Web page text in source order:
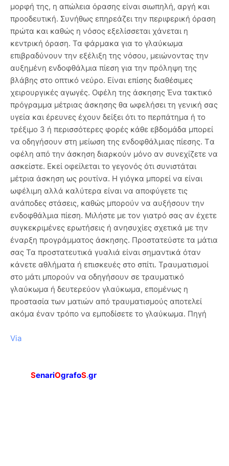
μορφή της, η απώλεια όρασης είναι σιωπηλή, αργή και
προοδευτική. Συνήθως επηρεάζει την περιφερική όραση
πρώτα και καθώς η νόσος εξελίσσεται χάνεται η
κεντρική όραση. Τα φάρμακα για το γλαύκωμα
επιβραδύνουν την εξέλιξη της νόσου, μειώνοντας την
αυξημένη ενδοφθάλμια πίεση για την πρόληψη της
βλάβης στο οπτικό νεύρο. Είναι επίσης διαθέσιμες
χειρουργικές αγωγές. Οφέλη της άσκησης Ένα τακτικό
πρόγραμμα μέτριας άσκησης θα ωφελήσει τη γενική σας
υγεία και έρευνες έχουν δείξει ότι το περπάτημα ή το
τρέξιμο 3 ή περισσότερες φορές κάθε εβδομάδα μπορεί
να οδηγήσουν στη μείωση της ενδοφθάλμιας πίεσης. Tα
οφέλη από την άσκηση διαρκούν μόνο αν συνεχίζετε να
ασκείστε. Εκεί οφείλεται το γεγονός ότι συνιστάται
μέτρια άσκηση ως ρουτίνα. Η γιόγκα μπορεί να είναι
ωφέλιμη αλλά καλύτερα είναι να αποφύγετε τις
ανάποδες στάσεις, καθώς μπορούν να αυξήσουν την
ενδοφθάλμια πίεση. Μιλήστε με τον γιατρό σας αν έχετε
συγκεκριμένες ερωτήσεις ή ανησυχίες σχετικά με την
έναρξη προγράμματος άσκησης. Προστατεύστε τα μάτια
σας Τα προστατευτικά γυαλιά είναι σημαντικά όταν
κάνετε αθλήματα ή επισκευές στο σπίτι. Τραυματισμοί
στο μάτι μπορούν να οδηγήσουν σε τραυματικό
γλαύκωμα ή δευτερεύον γλαύκωμα, επομένως η
προστασία των ματιών από τραυματισμούς αποτελεί
ακόμα έναν τρόπο να εμποδίσετε το γλαύκωμα. Πηγή
Via
SenariOgrafoS.gr